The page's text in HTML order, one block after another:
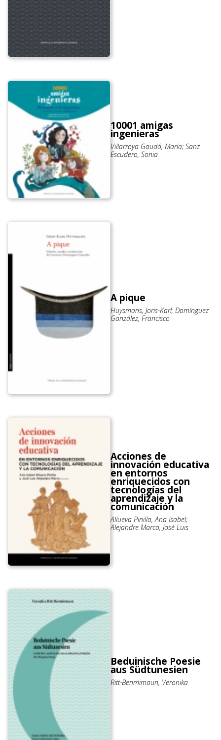
10001 amigas
ingenieras
Villarroya Gaudó, María; Sanz
Escudero, Sonia
A pique
Huysmans, Joris-Karl; Domínguez
González, Francisco
Acciones de
innovación educativa
en entornos
enriquecidos con
tecnologías del
aprendizaje y la
comunicación
Allueva Pinilla, Ana Isabel;
Alejandre Marco, José Luis
Beduinische Poesie
aus Südtunesien
Ritt-Benmimoun, Veronika